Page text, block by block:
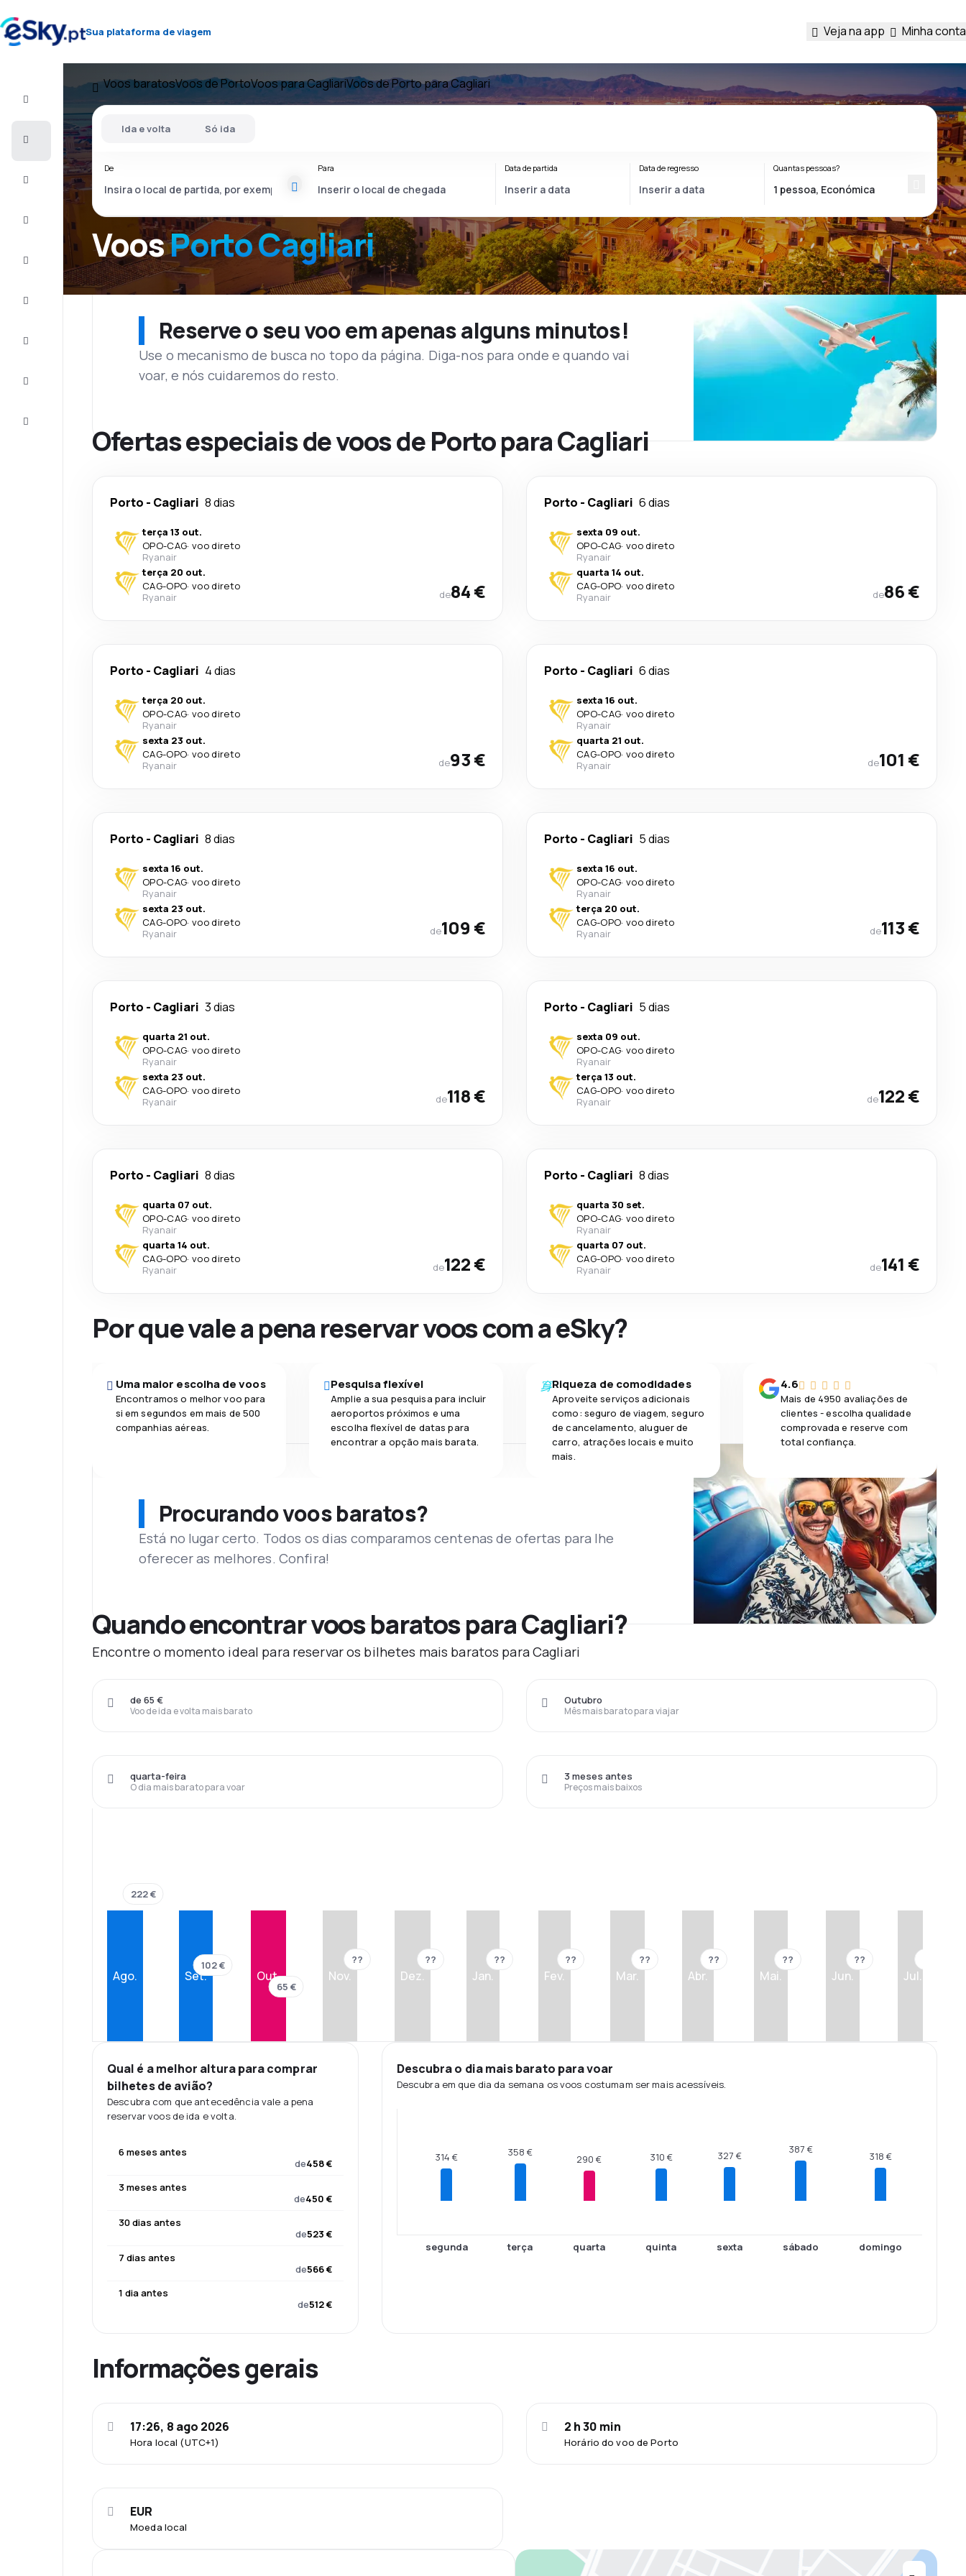
Sua plataforma de viagem Veja na app Minha conta
baratos
Voos baratosVoos de PortoVoos para CagliariVoos de Porto para Cagliari
VoosPorto Cagliari
Ida e volta Só ida
De Para Data de partida Data de regresso Quantas pessoas?
Reserve o seu voo em apenas alguns minutos!
Use o mecanismo de busca no topo da página. Diga-nos para onde e quando vai
voar, e nós cuidaremos do resto.
Ofertas especiais de voos de Porto para Cagliari
Porto - Cagliari 8 dias
terça 13 out.
OPO-CAG· voo direto
Ryanair
terça 20 out.
CAG-OPO· voo direto
Ryanair
de84 €
Porto - Cagliari 6 dias
sexta 09 out.
OPO-CAG· voo direto
Ryanair
quarta 14 out.
CAG-OPO· voo direto
Ryanair
de86 €
Porto - Cagliari 4 dias
terça 20 out.
OPO-CAG· voo direto
Ryanair
sexta 23 out.
CAG-OPO· voo direto
Ryanair
de93 €
Porto - Cagliari 6 dias
sexta 16 out.
OPO-CAG· voo direto
Ryanair
quarta 21 out.
CAG-OPO· voo direto
Ryanair
de101 €
Porto - Cagliari 8 dias
sexta 16 out.
OPO-CAG· voo direto
Ryanair
sexta 23 out.
CAG-OPO· voo direto
Ryanair
de109 €
Porto - Cagliari 5 dias
sexta 16 out.
OPO-CAG· voo direto
Ryanair
terça 20 out.
CAG-OPO· voo direto
Ryanair
de113 €
Porto - Cagliari 3 dias
quarta 21 out.
OPO-CAG· voo direto
Ryanair
sexta 23 out.
CAG-OPO· voo direto
Ryanair
de118 €
Porto - Cagliari 5 dias
sexta 09 out.
OPO-CAG· voo direto
Ryanair
terça 13 out.
CAG-OPO· voo direto
Ryanair
de122 €
Porto - Cagliari 8 dias
quarta 07 out.
OPO-CAG· voo direto
Ryanair
quarta 14 out.
CAG-OPO· voo direto
Ryanair
de122 €
Porto - Cagliari 8 dias
quarta 30 set.
OPO-CAG· voo direto
Ryanair
quarta 07 out.
CAG-OPO· voo direto
Ryanair
de141 €
Por que vale a pena reservar voos com a eSky?
Uma maior escolha de voos
Encontramos o melhor voo para
si em segundos em mais de 500
companhias aéreas.
Pesquisa flexível
Amplie a sua pesquisa para incluir
aeroportos próximos e uma
escolha flexível de datas para
encontrar a opção mais barata.
Riqueza de comodidades
Aproveite serviços adicionais
como: seguro de viagem, seguro
de cancelamento, aluguer de
carro, atrações locais e muito
mais.
4.6
Mais de 4950 avaliações de
clientes - escolha qualidade
comprovada e reserve com
total confiança.
Procurando voos baratos?
Está no lugar certo. Todos os dias comparamos centenas de ofertas para lhe
oferecer as melhores. Confira!
Quando encontrar voos baratos para Cagliari?
Encontre o momento ideal para reservar os bilhetes mais baratos para Cagliari
Voo de ida e volta mais barato
de 65 €
Mês mais barato para viajar
Outubro
O dia mais barato para voar
quarta-feira
Preços mais baixos
3 meses antes
Ago.
222 €
Set.
102 €
Out.
65 €
Nov.
??
Dez.
??
Jan.
??
Fev.
??
Mar.
??
Abr.
??
Mai.
??
Jun.
??
Jul.
Qual é a melhor altura para comprar
bilhetes de avião?
Descubra com que antecedência vale a pena
reservar voos de ida e volta.
6 meses antes
de458 €
3 meses antes
de450 €
30 dias antes
de523 €
7 dias antes
de566 €
1 dia antes
de512 €
Descubra o dia mais barato para voar
Descubra em que dia da semana os voos costumam ser mais acessíveis.
314 €
segunda
358 €
terça
290 €
quarta
310 €
quinta
327 €
sexta
387 €
sábado
318 €
domingo
Informações gerais
Hora local (UTC+1)
17:26, 8 ago 2026
Horário do voo de Porto
2 h 30 min
Moeda local
EUR